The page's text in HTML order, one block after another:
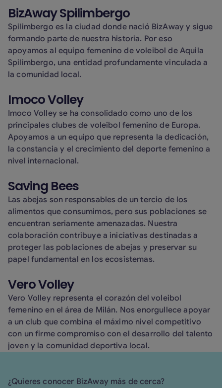
BizAway Spilimbergo
Spilimbergo es la ciudad donde nació BizAway y sigue
formando parte de nuestra historia. Por eso
apoyamos al equipo femenino de voleibol de Aquila
Spilimbergo, una entidad profundamente vinculada a
la comunidad local.
Imoco Volley
Imoco Volley se ha consolidado como uno de los
principales clubes de voleibol femenino de Europa.
Apoyamos a un equipo que representa la dedicación,
la constancia y el crecimiento del deporte femenino a
nivel internacional.
Saving Bees
Las abejas son responsables de un tercio de los
alimentos que consumimos, pero sus poblaciones se
encuentran seriamente amenazadas. Nuestra
colaboración contribuye a iniciativas destinadas a
proteger las poblaciones de abejas y preservar su
papel fundamental en los ecosistemas.
Vero Volley
Vero Volley representa el corazón del voleibol
femenino en el área de Milán. Nos enorgullece apoyar
a un club que combina el máximo nivel competitivo
con un firme compromiso con el desarrollo del talento
joven y la comunidad deportiva local.
¿Quieres conocer BizAway más de cerca?